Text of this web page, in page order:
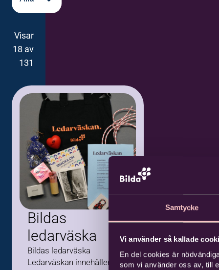
Samtycke
Vi använder så kallade
En del cookies är
som vi använder oss av, till
Visar
18 av
131
Bildas
ledarväska
Bildas ledarväska
Ledarväskan innehåller